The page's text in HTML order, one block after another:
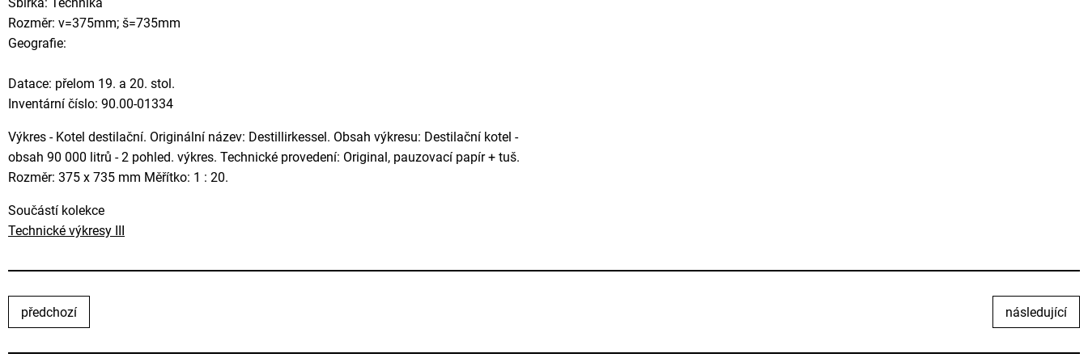
Rozměr: v=375mm; š=735mm
Geografie:
Datace: přelom 19. a 20. stol.
Inventární číslo: 90.00-01334
Výkres - Kotel destilační. Originální název: Destillirkessel. Obsah výkresu: Destilační kotel -
obsah 90 000 litrů - 2 pohled. výkres. Technické provedení: Original, pauzovací papír + tuš.
Rozměr: 375 x 735 mm Měřítko: 1 : 20.
Součástí kolekce
Technické výkresy III
předchozí následující